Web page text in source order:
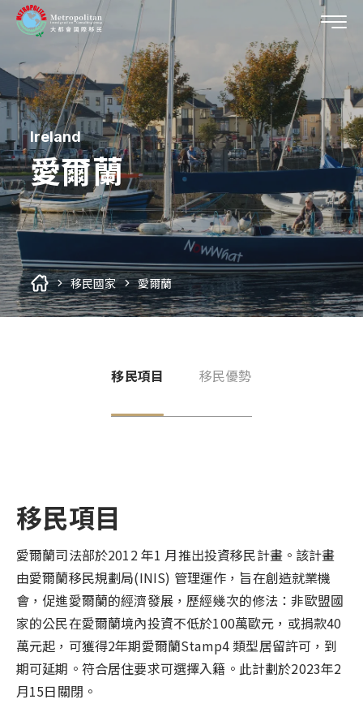
移民國家
所有移民國家列表
第二國護照
美國
加拿大
安地卡及巴布達
紐西蘭
澳洲
萬那杜
諾魯
英國
愛爾蘭
關於我們
您的代辦首選
關於大都會
企業專訪
所有移居研究室列表
美國概述
多米尼克概述
紐西蘭概述
澳洲概述
萬那杜概述
諾魯概述
最新消息
亞洲移民專區
歐洲移民專區
加勒比海移民專區
愛爾蘭
Ireland
移民國家 愛爾蘭
移民項目 移民優勢
移民項目
愛爾蘭司法部於2012 年1 月推出投資移民計畫。該計畫
由愛爾蘭移民規劃局(INIS) 管理運作，旨在創造就業機
會，促進愛爾蘭的經濟發展，歷經幾次的修法：非歐盟國
家的公民在愛爾蘭境內投資不低於100萬歐元，或捐款40
萬元起，可獲得2年期愛爾蘭Stamp4 類型居留許可，到
期可延期。符合居住要求可選擇入籍。此計劃於2023年2
月15日關閉。